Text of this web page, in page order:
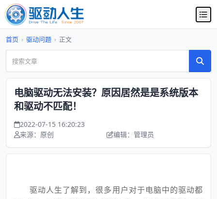
首页 › 驱动问题 › 正文
电脑驱动无法安装？原因居然是是系统版本
和驱动不匹配！
2022-07-15 16:20:23
来源：原创
编辑：管理员
驱动人生了解到，很多用户对于电脑中的驱动都